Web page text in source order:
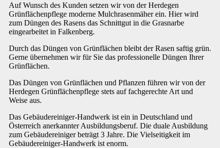
Auf Wunsch des Kunden setzen wir von der Herdegen
Grünflächenpflege moderne Mulchrasenmäher ein. Hier wird
zum Düngen des Rasens das Schnittgut in die Grasnarbe
eingearbeitet in Falkenberg.
Durch das Düngen von Grünflächen bleibt der Rasen saftig grün.
Gerne übernehmen wir für Sie das professionelle Düngen Ihrer
Grünflächen.
Das Düngen von Grünflächen und Pflanzen führen wir von der
Herdegen Grünflächenpflege stets auf fachgerechte Art und
Weise aus.
Das Gebäudereiniger-Handwerk ist ein in Deutschland und
Österreich anerkannter Ausbildungsberuf. Die duale Ausbildung
zum Gebäudereiniger beträgt 3 Jahre. Die Vielseitigkeit im
Gebäudereiniger-Handwerk ist enorm.